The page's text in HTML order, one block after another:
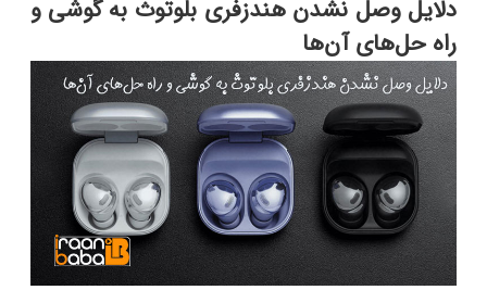
دلایل وصل نشدن هندزفری بلوتوث به گوشی و
راه حل‌های آن‌ها